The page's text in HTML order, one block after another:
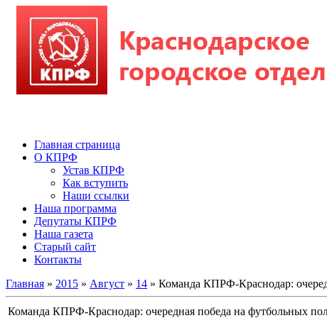
Главная страница
О КПРФ
Устав КПРФ
Как вступить
Наши ссылки
Наша программа
Депутаты КПРФ
Наша газета
Старый сайт
Контакты
Главная » 2015 » Август » 14 » Команда КПРФ-Краснодар:
Команда КПРФ-Краснодар: очередная победа на футбольных